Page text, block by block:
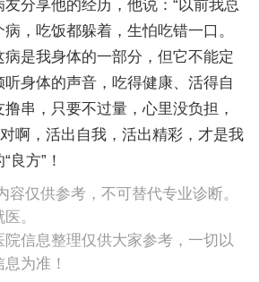
分享他的经历，他说：“以前我总
，吃饭都躲着，生怕吃错一口。
是我身体的一部分，但它不能定
听身体的声音，吃得健康、活得自
串，只要不过量，心里没负担，
啊，活出自我，活出精彩，才是我
良方”！
容仅供参考，不可替代专业诊断。
。
信息整理仅供大家参考，一切以
为准！